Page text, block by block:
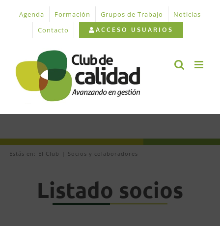
contenido
Agenda Formación Grupos de Trabajo
Noticias
Contacto
ACCESO USUARIOS
Estás en: El Club Socios y colaboradores
Listado socios